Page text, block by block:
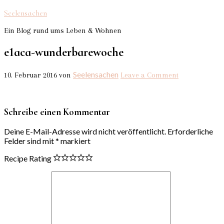
Seelensachen
Ein Blog rund ums Leben & Wohnen
e1aca-wunderbarewoche
10. Februar 2016 von Seelensachen Leave a Comment
Schreibe einen Kommentar
Deine E-Mail-Adresse wird nicht veröffentlicht. Erforderliche
Felder sind mit* markiert
Recipe Rating